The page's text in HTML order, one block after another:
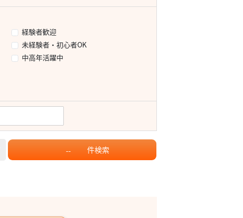
経験者歓迎
未経験者・初心者OK
中高年活躍中
-- 件検索